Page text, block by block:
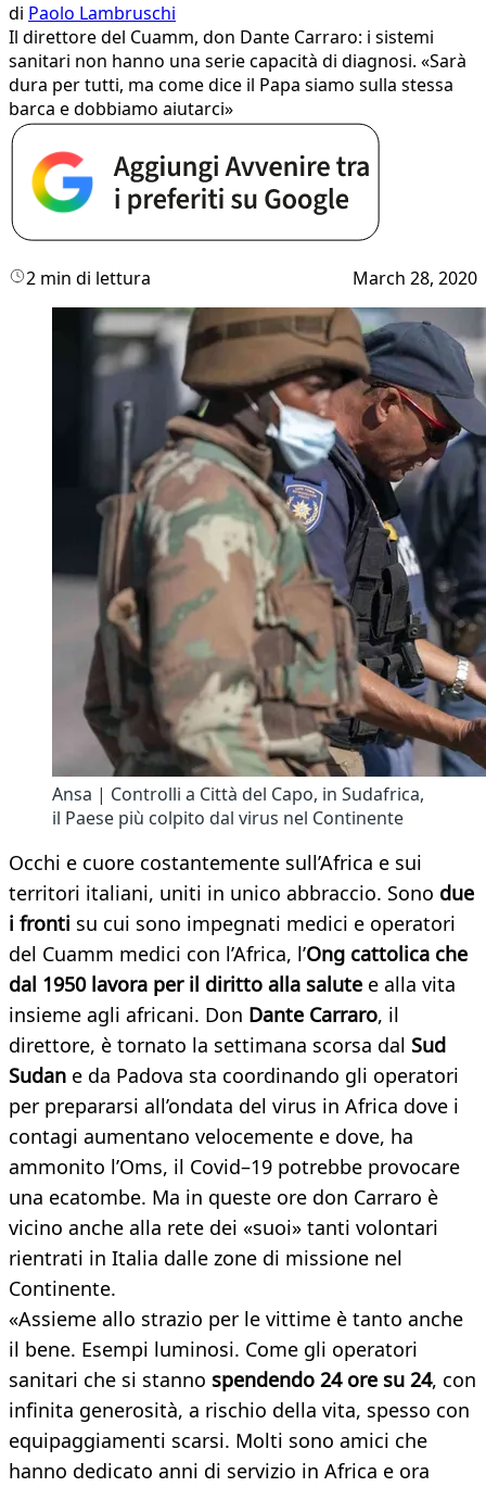
di Paolo Lambruschi
Il direttore del Cuamm, don Dante Carraro: i sistemi
sanitari non hanno una serie capacità di diagnosi. «Sarà
dura per tutti, ma come dice il Papa siamo sulla stessa
barca e dobbiamo aiutarci»
2 min di lettura March 28, 2020
Ansa | Controlli a Città del Capo, in Sudafrica,
il Paese più colpito dal virus nel Continente
Occhi e cuore costantemente sull’Africa e sui
territori italiani, uniti in unico abbraccio. Sono due
i fronti su cui sono impegnati medici e operatori
del Cuamm medici con l’Africa, l’Ong cattolica che
dal 1950 lavora per il diritto alla salute e alla vita
insieme agli africani. Don Dante Carraro, il
direttore, è tornato la settimana scorsa dal Sud
Sudan e da Padova sta coordinando gli operatori
per prepararsi all’ondata del virus in Africa dove i
contagi aumentano velocemente e dove, ha
ammonito l’Oms, il Covid–19 potrebbe provocare
una ecatombe. Ma in queste ore don Carraro è
vicino anche alla rete dei «suoi» tanti volontari
rientrati in Italia dalle zone di missione nel
Continente.
«Assieme allo strazio per le vittime è tanto anche
il bene. Esempi luminosi. Come gli operatori
sanitari che si stanno spendendo 24 ore su 24, con
infinita generosità, a rischio della vita, spesso con
equipaggiamenti scarsi. Molti sono amici che
hanno dedicato anni di servizio in Africa e ora